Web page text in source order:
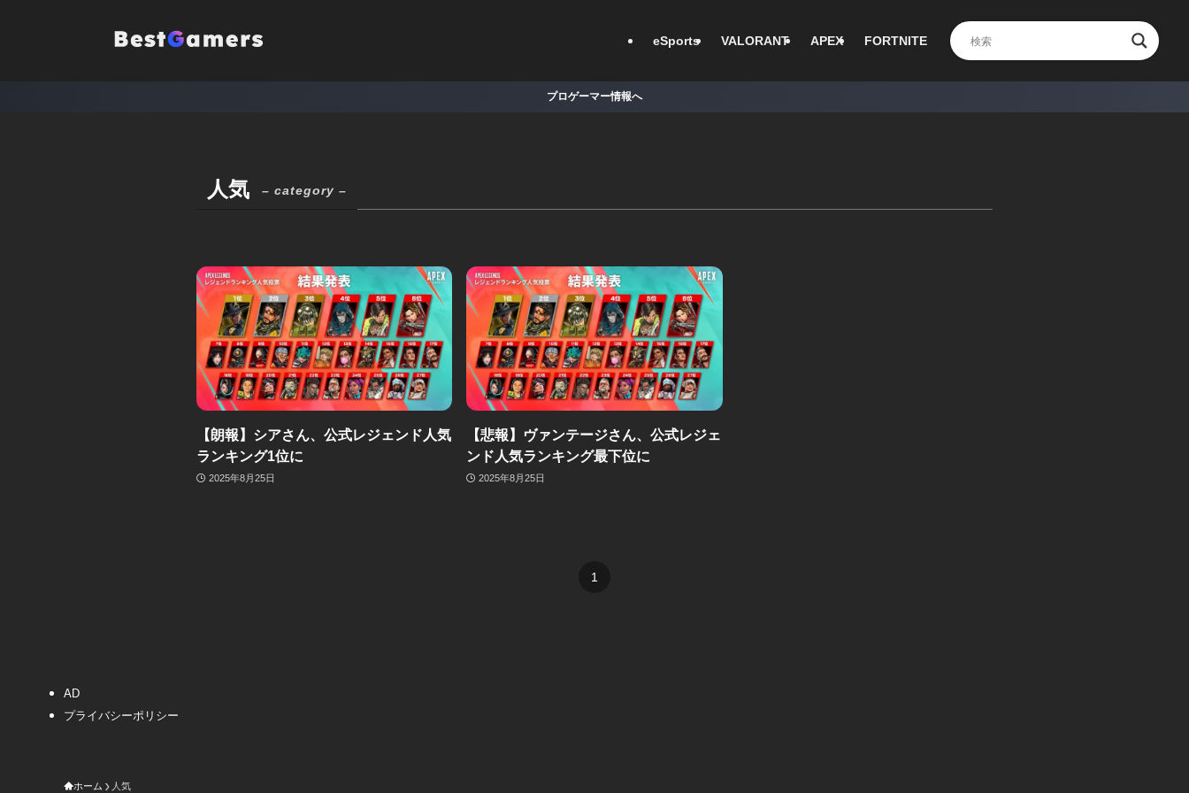
eSports VALORANT APEX FORTNITE
プロゲーマー情報へ
人気 – category –
【朗報】シアさん、公式レジェンド人気
ランキング1位に
2025年8月25日
【悲報】ヴァンテージさん、公式レジェ
ンド人気ランキング最下位に
2025年8月25日
1
AD
プライバシーポリシー
ホーム 人気